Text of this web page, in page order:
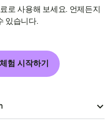
로 사용해 보세요. 언제든지
있습니다.
험 시작하기